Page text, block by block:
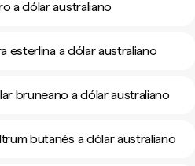
a dólar australiano
esterlina a dólar australiano
bruneano a dólar australiano
butanés a dólar australiano